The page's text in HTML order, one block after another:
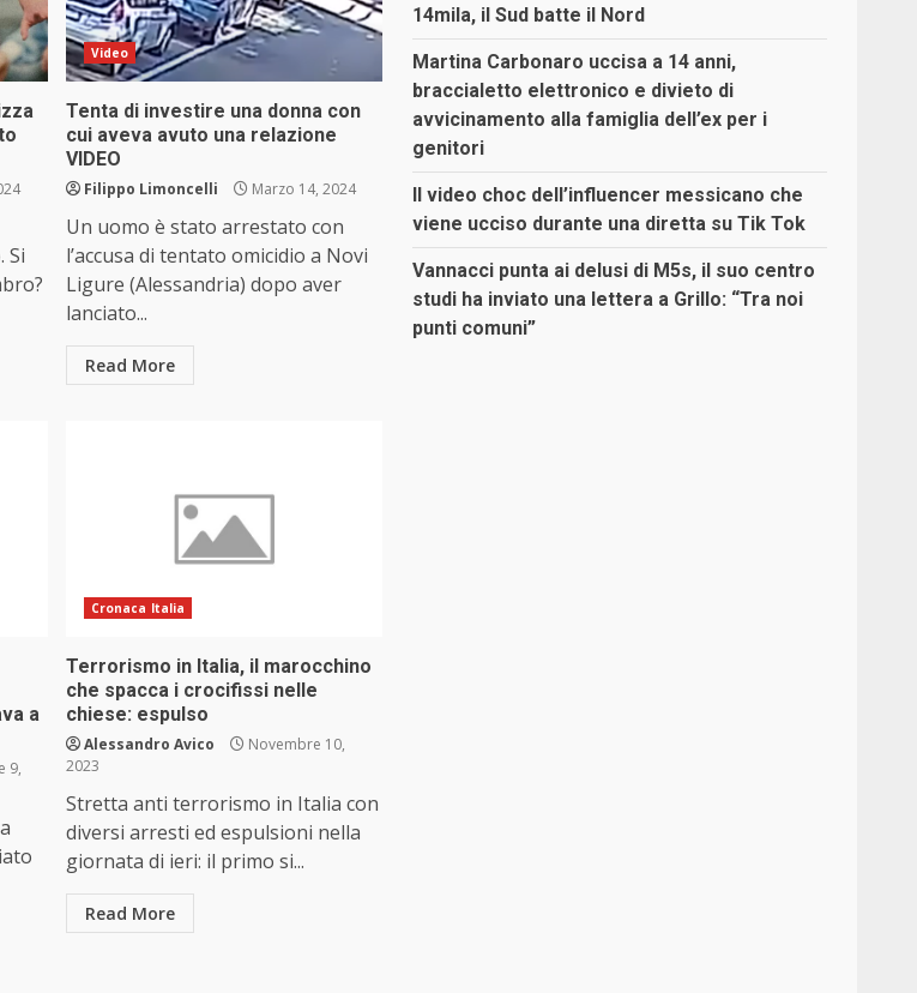
Si
Video
Tenta di investire una donna con
cui aveva avuto una relazione
VIDEO
Filippo Limoncelli Marzo 14, 2024
Un uomo è stato arrestato con
l’accusa di tentato omicidio a Novi
Ligure (Alessandria) dopo aver
lanciato...
Read More
a
9,
Cronaca Italia
Terrorismo in Italia, il marocchino
che spacca i crocifissi nelle
chiese: espulso
Alessandro Avico
Novembre 10,
2023
Stretta anti terrorismo in Italia con
diversi arresti ed espulsioni nella
giornata di ieri: il primo si...
Read More
14mila, il Sud batte il Nord
Martina Carbonaro uccisa a 14 anni,
braccialetto elettronico e divieto di
avvicinamento alla famiglia dell’ex per i
genitori
Il video choc dell’influencer messicano che
viene ucciso durante una diretta su Tik Tok
Vannacci punta ai delusi di M5s, il suo centro
studi ha inviato una lettera a Grillo: “Tra noi
punti comuni”